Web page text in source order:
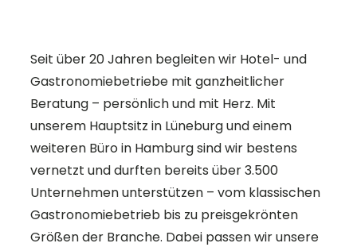
Seit über 20 Jahren begleiten wir Hotel- und
Gastronomiebetriebe mit ganzheitlicher
Beratung – persönlich und mit Herz. Mit
unserem Hauptsitz in Lüneburg und einem
weiteren Büro in Hamburg sind wir bestens
vernetzt und durften bereits über 3.500
Unternehmen unterstützen – vom klassischen
Gastronomiebetrieb bis zu preisgekrönten
Größen der Branche. Dabei passen wir unsere